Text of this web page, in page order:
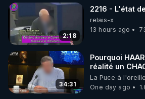
le code : REGENERE
2:18
2216 - L'état
relais-x
13 hours ago
34:31
Pourquoi
réalité un
on répond
La Puce à l'oreille
One day ago